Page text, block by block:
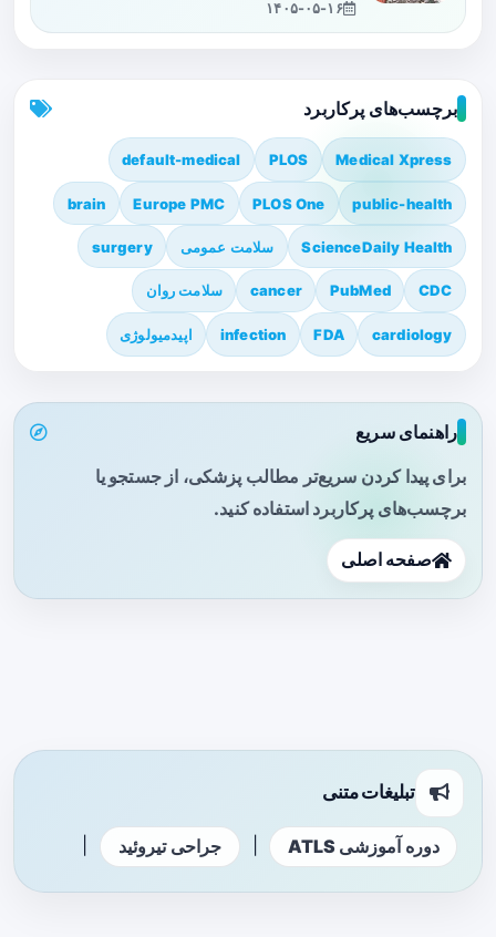
۱۴۰۵-۰۵-۱۶
برچسب‌های پرکاربرد
Medical Xpress
PLOS
default-medical
public-health
PLOS One
Europe PMC
brain
ScienceDaily Health سلامت عمومی surgery
CDC
PubMed
cancer سلامت روان
cardiology
FDA
infection اپیدمیولوژی
راهنمای سریع
برای پیدا کردن سریع‌تر مطالب پزشکی، از جستجو یا
برچسب‌های پرکاربرد استفاده کنید.
صفحه اصلی
تبلیغات متنی
دوره آموزشی ATLS جراحی تیروئید